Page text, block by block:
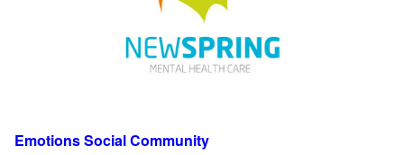
Emotions Social Community